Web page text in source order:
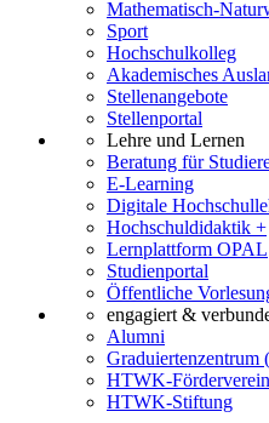
Mathematisch-
Sport
Hochschulkolleg
Akademisches
Stellenangebote
Stellenportal
Lehre und Lernen
Beratung für
E-Learning
Digitale
Hochschuldidaktik +
Lernplattform OPAL
Studienportal
Öffentliche
engagiert &
Alumni
Graduiertenzentrum
HTWK-Förderverein
HTWK-Stiftung